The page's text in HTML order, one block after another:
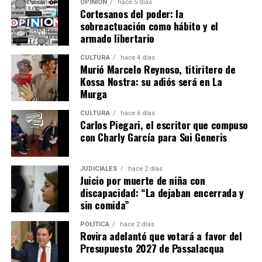
movilización pregona el rechazo en medio de incidentes.
de la Nación”.
Entre las prioridades de su bloque, Rojas Decut enlistó la
“defensa de la tierra misionera, el rechazo a cualquier
reforma que facilite la extranjerización indiscriminada
de tierras rurales, sin tener en cuenta las
particularidades de las provincias, o que debilite la
protección de las zonas de frontera hídrica, con el
Acuífero Guaraní como patrimonio estratégico
irrenunciable; la custodia de la biodiversidad; el
federalismo real; la educación como motor de
desarrollo; el trabajo, la producción y la innovación, con
el crecimiento equilibrado en los casi 30.000 km² de la
provincia, generando más oportunidades para cerca de
1.300.000 misioneros”.
“Estoy a disposición para llevar la voz del gobierno de
mi provincia al Congreso de la Nación”, señaló Rojas
OPINIÓN hace 5 días
Cortesanos del poder: la
sobreactuación como hábito y el
armado libertario
CULTURA hace 4 días
Murió Marcelo Reynoso, titiritero de
Kossa Nostra: su adiós será en La
Murga
CULTURA hace 6 días
Carlos Piegari, el escritor que compuso
con Charly García para Sui Generis
JUDICIALES hace 2 días
Juicio por muerte de niña con
discapacidad: “La dejaban encerrada y
sin comida”
POLÍTICA hace 2 días
Rovira adelantó que votará a favor del
Presupuesto 2027 de Passalacqua